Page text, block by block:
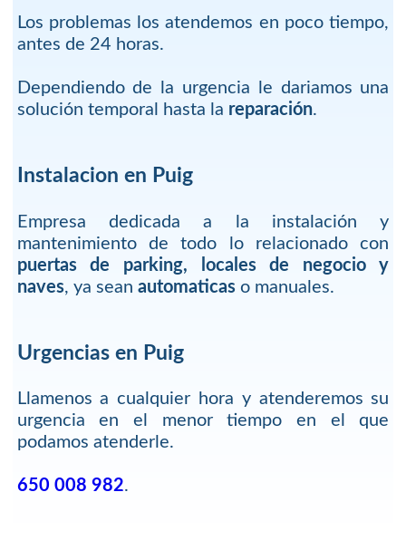
Los problemas los atendemos en poco tiempo,
antes de 24 horas.
Dependiendo de la urgencia le dariamos una
solución temporal hasta la reparación.
Instalacion en Puig
Empresa dedicada a la instalación y
mantenimiento de todo lo relacionado con
puertas de parking, locales de negocio y
naves, ya sean automaticaso manuales.
Urgencias en Puig
Llamenos a cualquier hora y atenderemos su
urgencia en el menor tiempo en el que
podamos atenderle.
650 008 982.